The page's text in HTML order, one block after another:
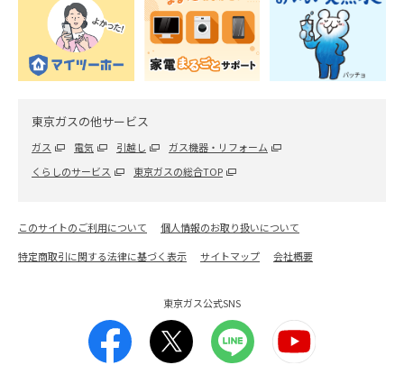
東京ガスの他サービス
ガス 電気 引越し
ガス機器・リフォーム
くらしのサービス
東京ガスの総合TOP
このサイトのご利用について
個人情報のお取り扱いについて
特定商取引に関する法律に基づく表示
サイトマップ 会社概要
東京ガス公式SNS